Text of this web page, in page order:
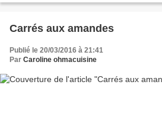
Carrés aux amandes
Publié le 20/03/2016 à 21:41
Par Caroline ohmacuisine